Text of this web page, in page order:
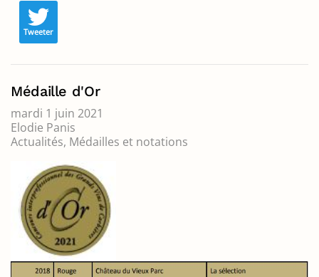
Tweeter
Médaille d'Or
mardi 1 juin 2021
Elodie Panis
Actualités Médailles et notations